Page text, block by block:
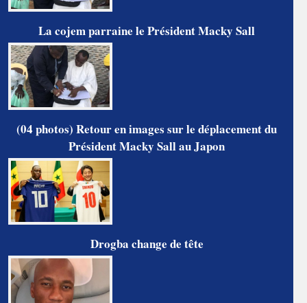
La cojem parraine le Président Macky Sall
(04 photos) Retour en images sur le déplacement du
Président Macky Sall au Japon
Drogba change de tête